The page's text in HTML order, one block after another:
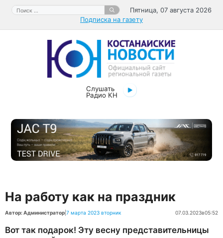
Перейти
содержимому
Поиск:
Пятница, 07 августа 2026
Подписка на газету
Слушать
Радио КН
На работу как на праздник
Автор: Администратор 7 марта 2023 вторник 07.03.2023в05:52
Вот так подарок! Эту весну представительницы